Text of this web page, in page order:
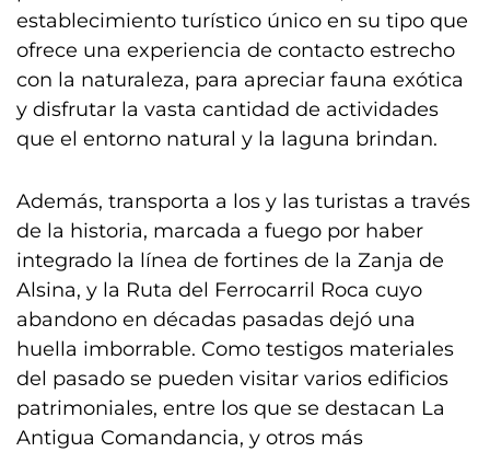
establecimiento turístico único en su tipo que
ofrece una experiencia de contacto estrecho
con la naturaleza, para apreciar fauna exótica
y disfrutar la vasta cantidad de actividades
que el entorno natural y la laguna brindan.
Además, transporta a los y las turistas a través
de la historia, marcada a fuego por haber
integrado la línea de fortines de la Zanja de
Alsina, y la Ruta del Ferrocarril Roca cuyo
abandono en décadas pasadas dejó una
huella imborrable. Como testigos materiales
del pasado se pueden visitar varios edificios
patrimoniales, entre los que se destacan La
Antigua Comandancia, y otros más